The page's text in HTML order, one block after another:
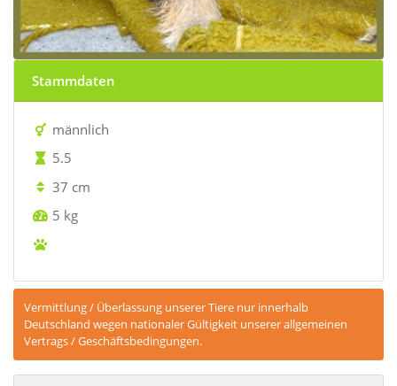
Stammdaten
männlich
5.5
37 cm
5 kg
Vermittlung / Überlassung unserer Tiere nur innerhalb
Deutschland wegen nationaler Gültigkeit unserer allgemeinen
Vertrags / Geschäftsbedingungen.